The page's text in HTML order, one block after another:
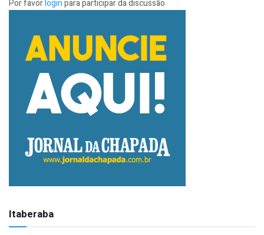
Por favorloginpara participar da discussão
Itaberaba